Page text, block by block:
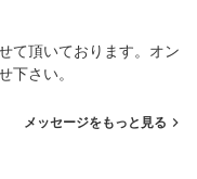
て頂いております。オン
下さい。
メッセージをもっと見る